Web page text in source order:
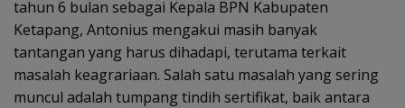
tahun 6 bulan sebagai Kepala BPN Kabupaten
Ketapang, Antonius mengakui masih banyak
tantangan yang harus dihadapi, terutama terkait
masalah keagrariaan. Salah satu masalah yang sering
muncul adalah tumpang tindih sertifikat, baik antara